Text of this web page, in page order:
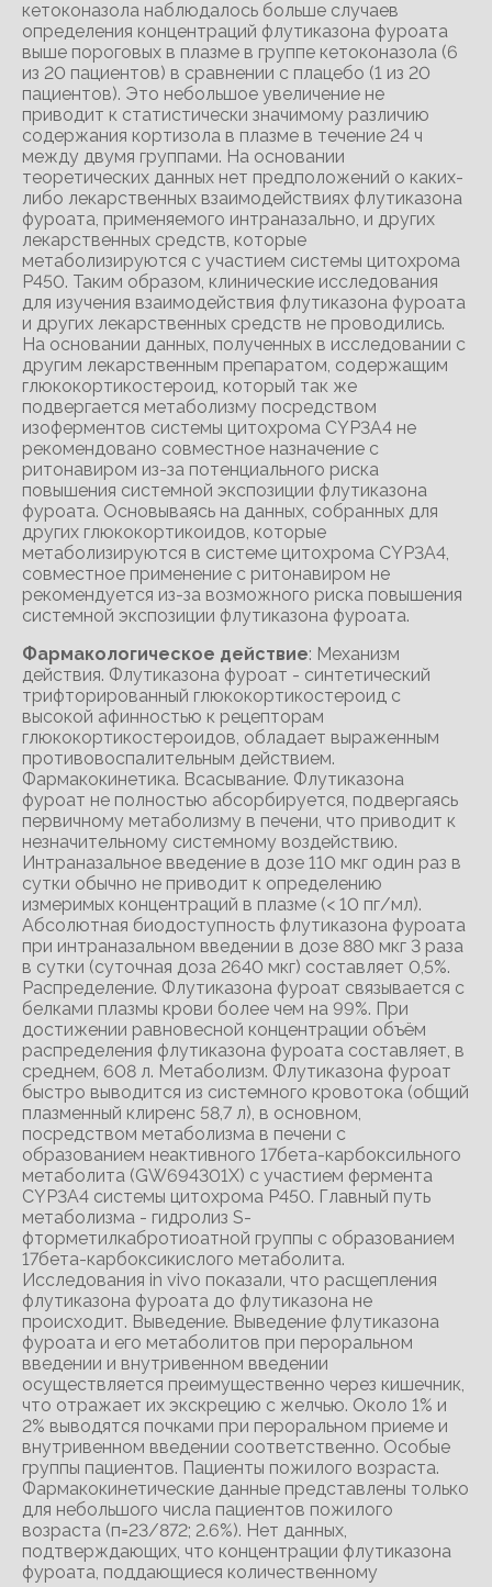
кетоконазола наблюдалось больше случаев
определения концентраций флутиказона фуроата
выше пороговых в плазме в группе кетоконазола (6
из 20 пациентов) в сравнении с плацебо (1 из 20
пациентов). Это небольшое увеличение не
приводит к статистически значимому различию
содержания кортизола в плазме в течение 24 ч
между двумя группами. На основании
теоретических данных нет предположений о каких-
либо лекарственных взаимодействиях флутиказона
фуроата, применяемого интраназально, и других
лекарственных средств, которые
метаболизируются с участием системы цитохрома
Р450. Таким образом, клинические исследования
для изучения взаимодействия флутиказона фуроата
и других лекарственных средств не проводились.
На основании данных, полученных в исследовании с
другим лекарственным препаратом, содержащим
глюкокортикостероид, который так же
подвергается метаболизму посредством
изоферментов системы цитохрома CYP3A4 не
рекомендовано совместное назначение с
ритонавиром из-за потенциального риска
повышения системной экспозиции флутиказона
фуроата. Основываясь на данных, собранных для
других глюкокортикоидов, которые
метаболизируются в системе цитохрома CYP3A4,
совместное применение с ритонавиром не
рекомендуется из-за возможного риска повышения
системной экспозиции флутиказона фуроата.
Фармакологическое действие: Механизм
действия. Флутиказона фуроат - синтетический
трифторированный глюкокортикостероид с
высокой афинностью к рецепторам
глюкокортикостероидов, обладает выраженным
противовоспалительным действием.
Фармакокинетика. Всасывание. Флутиказона
фуроат не полностью абсорбируется, подвергаясь
первичному метаболизму в печени, что приводит к
незначительному системному воздействию.
Интраназальное введение в дозе 110 мкг один раз в
сутки обычно не приводит к определению
измеримых концентраций в плазме (< 10 пг/мл).
Абсолютная биодоступность флутиказона фуроата
при интраназальном введении в дозе 880 мкг 3 раза
в сутки (суточная доза 2640 мкг) составляет 0,5%.
Распределение. Флутиказона фуроат связывается с
белками плазмы крови более чем на 99%. При
достижении равновесной концентрации объём
распределения флутиказона фуроата составляет, в
среднем, 608 л. Метаболизм. Флутиказона фуроат
быстро выводится из системного кровотока (общий
плазменный клиренс 58,7 л), в основном,
посредством метаболизма в печени с
образованием неактивного 17бета-карбоксильного
метаболита (GW694301X) с участием фермента
CYP3A4 системы цитохрома Р450. Главный путь
метаболизма - гидролиз S-
фторметилкабротиоатной группы с образованием
17бета-карбоксикислого метаболита.
Исследования in vivo показали, что расщепления
флутиказона фуроата до флутиказона не
происходит. Выведение. Выведение флутиказона
фуроата и его метаболитов при пероральном
введении и внутривенном введении
осуществляется преимущественно через кишечник,
что отражает их экскрецию с желчью. Около 1% и
2% выводятся почками при пероральном приеме и
внутривенном введении соответственно. Особые
группы пациентов. Пациенты пожилого возраста.
Фармакокинетические данные представлены только
для небольшого числа пациентов пожилого
возраста (п=23/872; 2.6%). Нет данных,
подтверждающих, что концентрации флутиказона
фуроата, поддающиеся количественному